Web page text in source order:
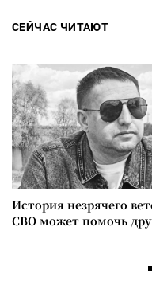
СЕЙЧАС ЧИТАЮТ
История незрячего
СВО может помочь